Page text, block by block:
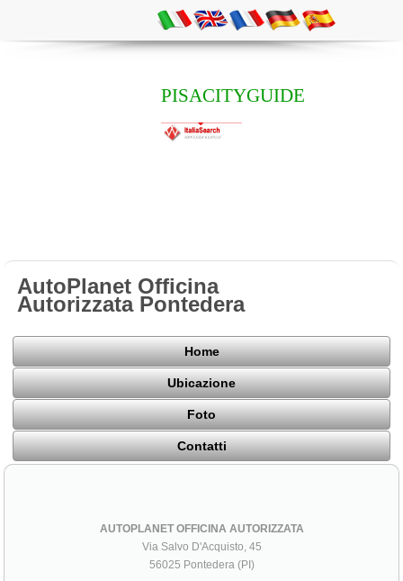
PISACITYGUIDE
AutoPlanet Officina
Autorizzata Pontedera
Home
Ubicazione
Foto
Contatti
AUTOPLANET OFFICINA AUTORIZZATA
Via Salvo D'Acquisto, 45
56025 Pontedera (PI)